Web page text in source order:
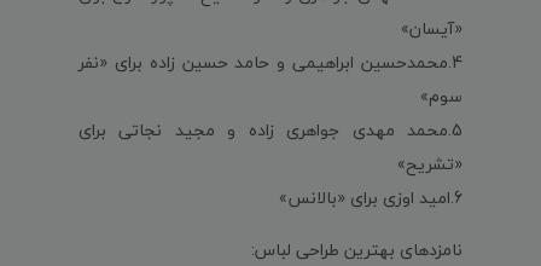
«آیسان»
4.محمدحسین ابراهیمی و حامد حسین زاده برای «نفر
سوم»
5.محمد مهدی جواهری زاده و مجید نجاتی برای
«تشریح»
6.امید اوزی برای «بالانس»
نامزدهای بهترین طراحی لباس: